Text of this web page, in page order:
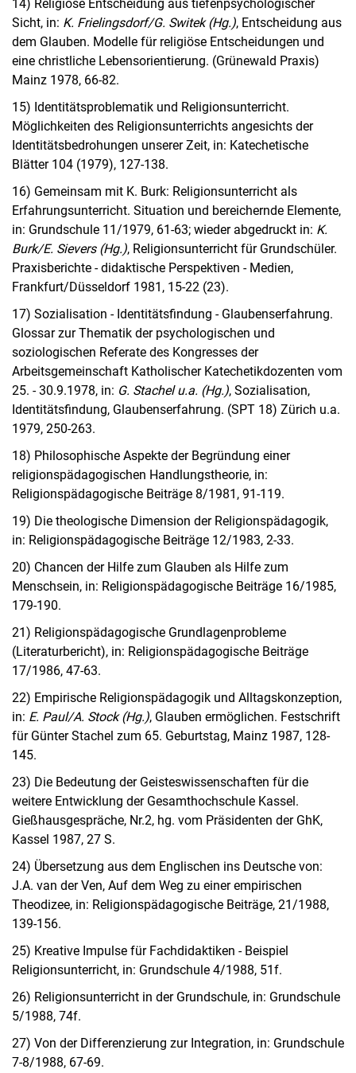
14) Religiöse Entscheidung aus tiefenpsychologischer
Sicht, in: K. Frielingsdorf/G. Switek (Hg.), Entscheidung aus
dem Glauben. Modelle für religiöse Entscheidungen und
eine christliche Lebensorientierung. (Grünewald Praxis)
Mainz 1978, 66-82.
15) Identitätsproblematik und Religionsunterricht.
Möglichkeiten des Religionsunterrichts angesichts der
Identitätsbedrohungen unserer Zeit, in: Katechetische
Blätter 104 (1979), 127-138.
16) Gemeinsam mit K. Burk: Religionsunterricht als
Erfahrungsunterricht. Situation und bereichernde Elemente,
in: Grundschule 11/1979, 61-63; wieder abgedruckt in: K.
Burk/E. Sievers (Hg.), Religionsunterricht für Grundschüler.
Praxisberichte - didaktische Perspektiven - Medien,
Frankfurt/Düsseldorf 1981, 15-22 (23).
17) Sozialisation - Identitätsfindung - Glaubenserfahrung.
Glossar zur Thematik der psychologischen und
soziologischen Referate des Kongresses der
Arbeitsgemeinschaft Katholischer Katechetikdozenten vom
25. - 30.9.1978, in: G. Stachel u.a. (Hg.), Sozialisation,
Identitätsfindung, Glaubenserfahrung. (SPT 18) Zürich u.a.
1979, 250-263.
18) Philosophische Aspekte der Begründung einer
religionspädagogischen Handlungstheorie, in:
Religionspädagogische Beiträge 8/1981, 91-119.
19) Die theologische Dimension der Religionspädagogik,
in: Religionspädagogische Beiträge 12/1983, 2-33.
20) Chancen der Hilfe zum Glauben als Hilfe zum
Menschsein, in: Religionspädagogische Beiträge 16/1985,
179-190.
21) Religionspädagogische Grundlagenprobleme
(Literaturbericht), in: Religionspädagogische Beiträge
17/1986, 47-63.
22) Empirische Religionspädagogik und Alltagskonzeption,
in: E. Paul/A. Stock (Hg.), Glauben ermöglichen. Festschrift
für Günter Stachel zum 65. Geburtstag, Mainz 1987, 128-
145.
23) Die Bedeutung der Geisteswissenschaften für die
weitere Entwicklung der Gesamthochschule Kassel.
Gießhausgespräche, Nr.2, hg. vom Präsidenten der GhK,
Kassel 1987, 27 S.
24) Übersetzung aus dem Englischen ins Deutsche von:
J.A. van der Ven, Auf dem Weg zu einer empirischen
Theodizee, in: Religionspädagogische Beiträge, 21/1988,
139-156.
25) Kreative Impulse für Fachdidaktiken - Beispiel
Religionsunterricht, in: Grundschule 4/1988, 51f.
26) Religionsunterricht in der Grundschule, in: Grundschule
5/1988, 74f.
27) Von der Differenzierung zur Integration, in: Grundschule
7-8/1988, 67-69.